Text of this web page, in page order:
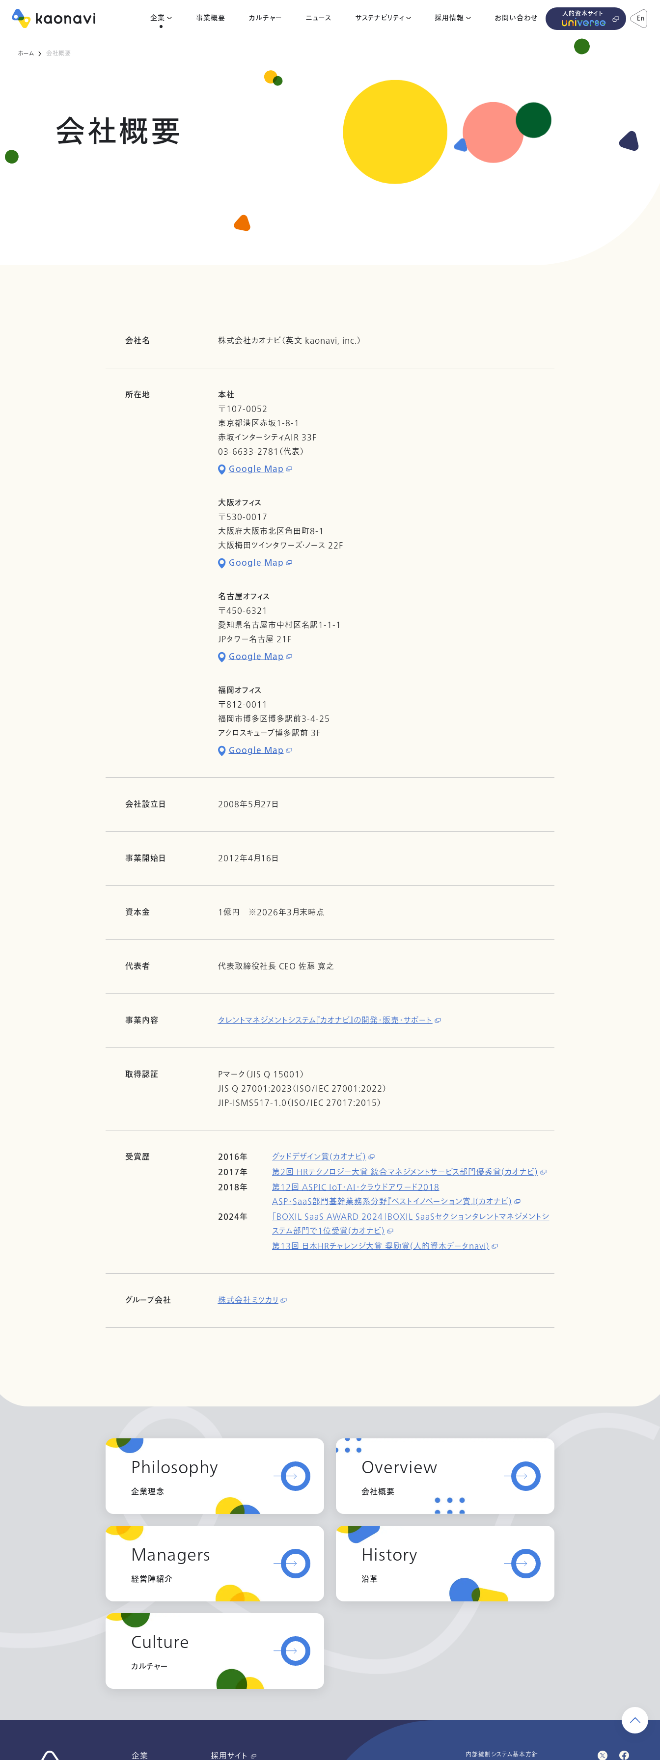
企業 事業概要 カルチャー ニュース サステナビリティ 採用情報 お問い合わせ 人的資本サイト En
ホーム 会社概要
会社概要
会社名 株式会社カオナビ（英文 kaonavi, inc.）
所在地
本社
〒107-0052
東京都港区赤坂1-8-1
赤坂インターシティAIR 33F
03-6633-2781（代表）
Google Map
大阪オフィス
〒530-0017
大阪府大阪市北区角田町8-1
大阪梅田ツインタワーズ・ノース 22F
Google Map
名古屋オフィス
〒450-6321
愛知県名古屋市中村区名駅1-1-1
JPタワー名古屋 21F
Google Map
福岡オフィス
〒812-0011
福岡市博多区博多駅前3-4-25
アクロスキューブ博多駅前 3F
Google Map
会社設立日 2008年5月27日
事業開始日 2012年4月16日
資本金 1億円 ※2026年3月末時点
代表者 代表取締役社長 CEO 佐藤 寛之
事業内容 タレントマネジメントシステム『カオナビ』の開発・販売・サポート
取得認証
Pマーク（JIS Q 15001）
JIS Q 27001:2023（ISO/IEC 27001:2022）
JIP-ISMS517-1.0（ISO/IEC 27017:2015）
受賞歴 2016年
グッドデザイン賞(カオナビ)
2017年
第2回 HRテクノロジー大賞 統合マネジメントサービス部門優秀賞(カオナビ)
2018年
第12回 ASPIC IoT・AI・クラウドアワード2018
ASP・SaaS部門基幹業務系分野『ベストイノベーション賞』(カオナビ)
2024年
「BOXIL SaaS AWARD 2024」BOXIL SaaSセクションタレントマネジメントシ
ステム部門で1位受賞(カオナビ)
第13回 日本HRチャレンジ大賞 奨励賞(人的資本データnavi)
グループ会社 株式会社ミツカリ
Philosophy
企業理念
Overview
会社概要
Managers
経営陣紹介
History
沿革
Culture
カルチャー
企業 採用サイト 内部統制システム基本方針